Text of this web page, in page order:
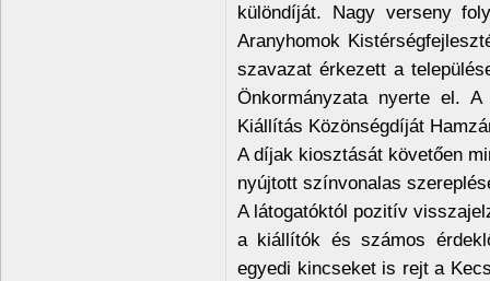
különdíját. Nagy verseny
Aranyhomok
szavazat érkezett a
Önkormányzata nyerte el.
Kiállítás Közönségdíját
A díjak kiosztását követően
nyújtott színvonalas
A látogatóktól pozitív
a kiállítók és számos
egyedi kincseket is rejt a